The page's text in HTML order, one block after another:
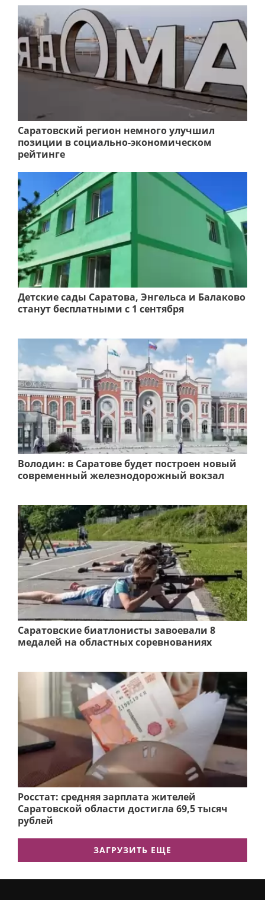
Саратовский регион немного улучшил
позиции в социально-экономическом
рейтинге
Детские сады Саратова, Энгельса и Балаково
станут бесплатными с 1 сентября
Володин: в Саратове будет построен новый
современный железнодорожный вокзал
Саратовские биатлонисты завоевали 8
медалей на областных соревнованиях
Росстат: средняя зарплата жителей
Саратовской области достигла 69,5 тысяч
рублей
ЗАГРУЗИТЬ ЕЩЕ